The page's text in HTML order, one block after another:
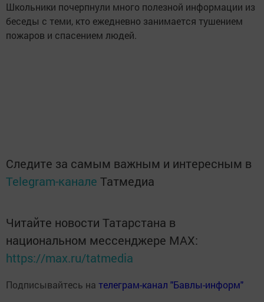
Школьники почерпнули много полезной информации из
беседы с теми, кто ежедневно занимается тушением
пожаров и спасением людей.
Следите за самым важным и интересным в
Telegram-канале Татмедиа
Читайте новости Татарстана в
национальном мессенджере MАХ:
https://max.ru/tatmedia
Подписывайтесь на телеграм-канал "Бавлы-информ"